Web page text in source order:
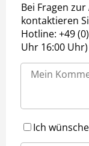
Bei Fragen
kontaktieren
Hotline: +49
Uhr 16:00
Ich